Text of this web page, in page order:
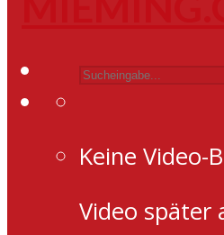
Keine Video-
Video später